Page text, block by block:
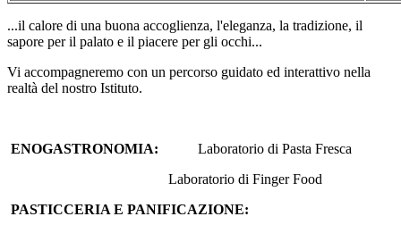
...il calore di una buona accoglienza, l'eleganza, la tradizione, il
sapore per il palato e il piacere per gli occhi...
Vi accompagneremo con un percorso guidato ed interattivo nella
realtà del nostro Istituto.
ENOGASTRONOMIA:
Laboratorio di Pasta Fresca
Laboratorio di Finger Food
PASTICCERIA E PANIFICAZIONE: